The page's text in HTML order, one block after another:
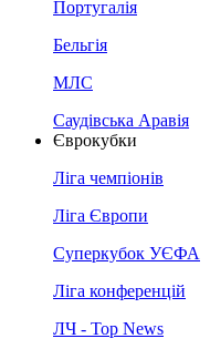
Португалія
Бельгія
МЛС
Саудівська Аравія
Єврокубки
Ліга чемпіонів
Ліга Європи
Суперкубок УЄФА
Ліга конференцій
ЛЧ - Top News